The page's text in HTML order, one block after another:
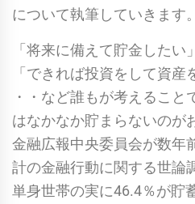
について執筆していきます。
「将来に備えて貯金したい」
「できれば投資をして資産
・・など誰もが考えること
はなかなか貯まらないのが
金融広報中央委員会が数年
計の金融行動に関する世論
単身世帯の実に46.4％が貯